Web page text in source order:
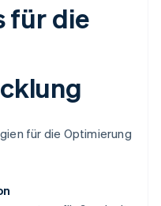
für die
für die Optimierung